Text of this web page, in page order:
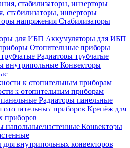
стабилизаторы, инверторы
Стабилизаторы
Аккумуляторы для ИБП
Отопительные приборы
Радиаторы трубчатые
Конвекторы
к отопительным приборам
Радиаторы панельные
Крепёж для
приборов
Конвекторы